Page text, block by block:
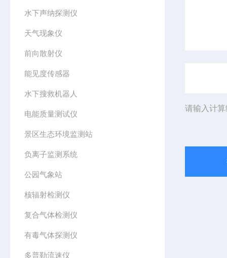
水下声纳探测仪
天气现象仪
前向散射仪
能见度传感器
水下搜救机器人
电能质量测试仪
景区生态环境监测站
负离子监测系统
公园气象站
核辐射检测仪
复合气体检测仪
有毒气体探测仪
多普勒流速仪
请输入计